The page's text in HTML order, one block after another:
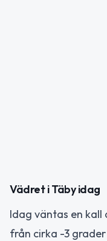
Vädret i Täby idag
Idag väntas en
från cirka -3